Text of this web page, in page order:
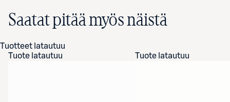
Saatat pitää myös näistä
Tuotteet latautuu
Tuote latautuu
Tuote latautuu